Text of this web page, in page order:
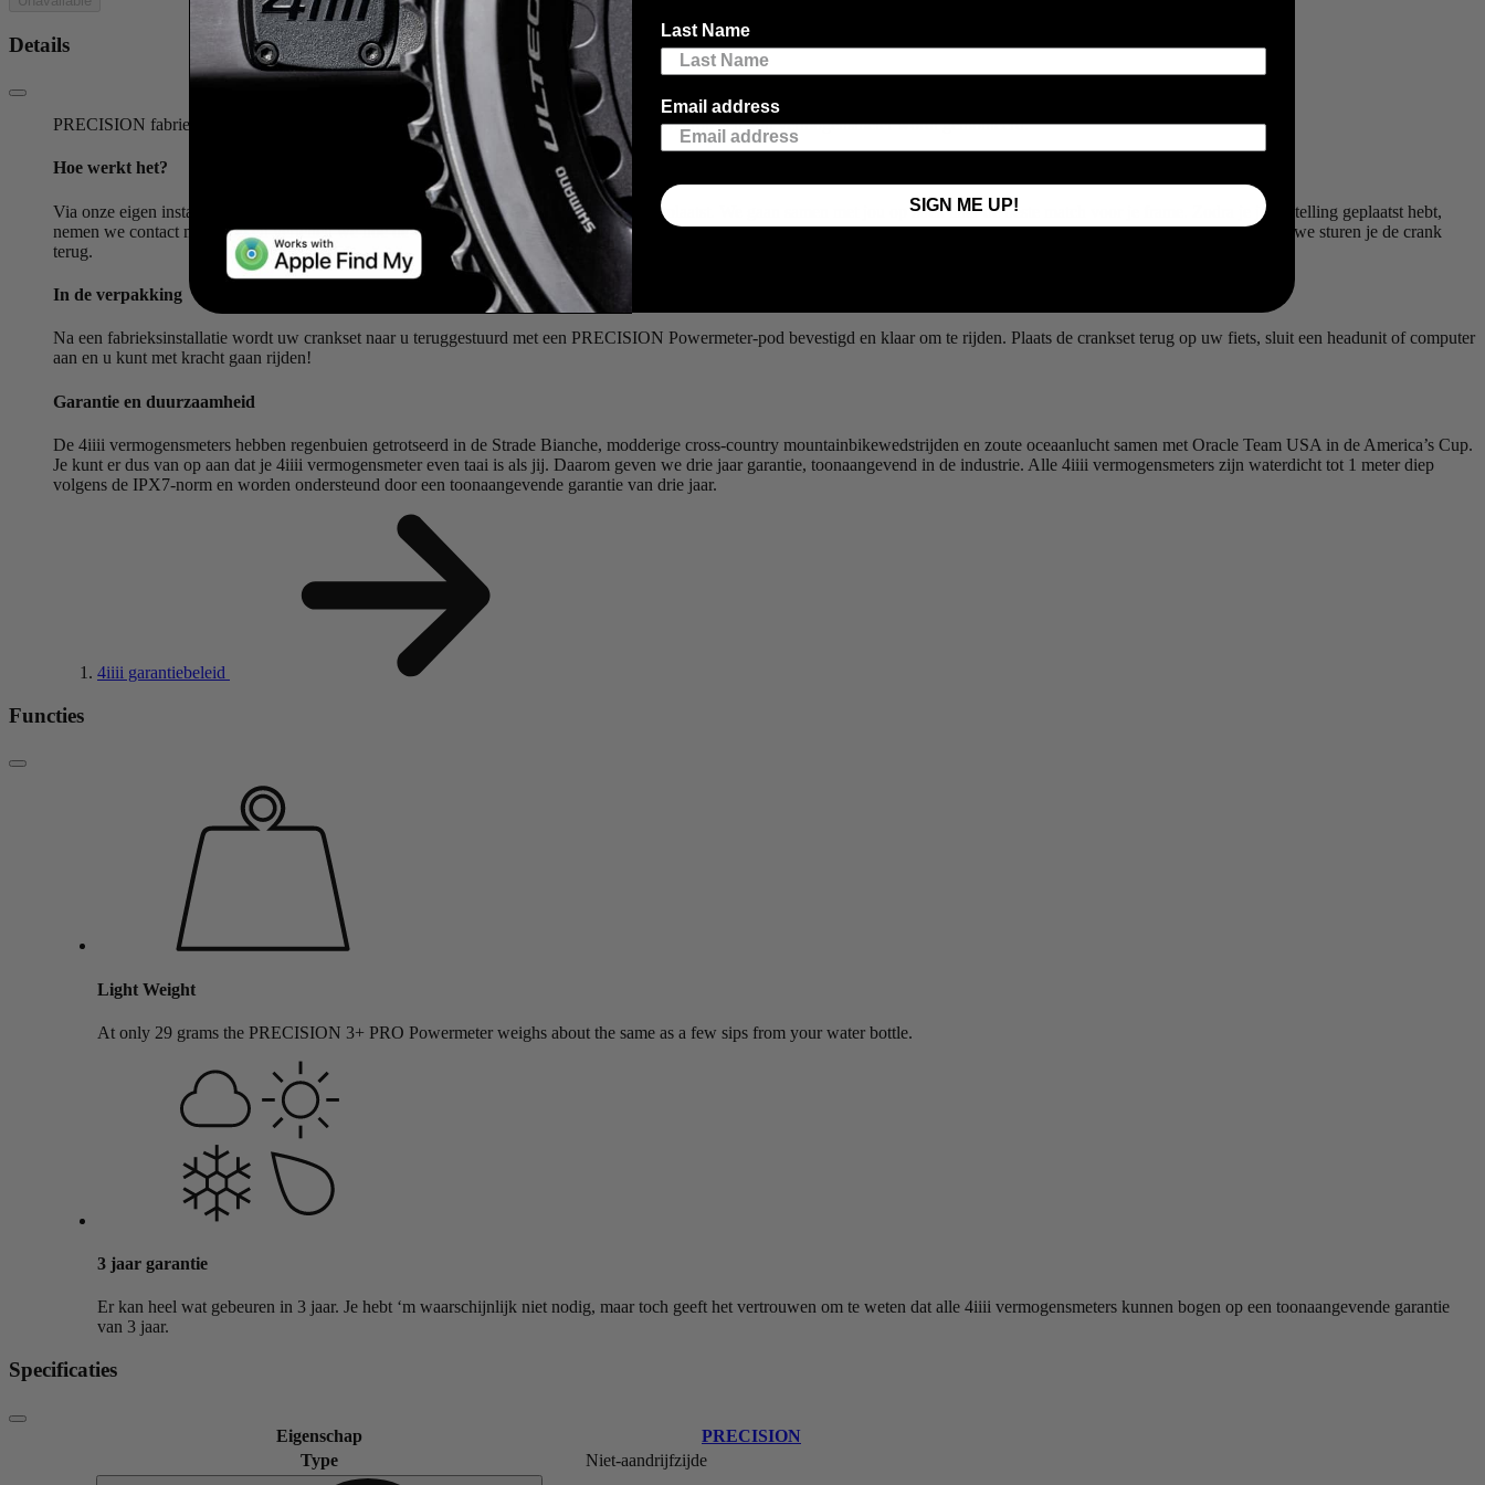
Details
PRECISION fabrieksmontage is een flexibele oplossing waarbij jij een crank aanlevert waarop een 4iiii vermogensmeter wordt gemonteerd.
Hoe werkt het?
Via onze eigen installatieprocedure kan PRECISION op een keur aan cranks worden geplaatst. We gaan samen met jou op zoek naar de beste match voor je frame. Zodra je je bestelling geplaatst hebt,
nemen we contact met je op en vertellen we hoe de verzending in z’n werk gaat. Je stuurt ons je linker crankarm op, wij monteren een PRECISION 3+ linker vermogensmeter en we sturen je de crank
terug.
In de verpakking
Na een fabrieksinstallatie wordt uw crankset naar u teruggestuurd met een PRECISION Powermeter-pod bevestigd en klaar om te rijden. Plaats de crankset terug op uw fiets, sluit een headunit of computer
aan en u kunt met kracht gaan rijden!
Garantie en duurzaamheid
De 4iiii vermogensmeters hebben regenbuien getrotseerd in de Strade Bianche, modderige cross-country mountainbikewedstrijden en zoute oceaanlucht samen met Oracle Team USA in de America’s Cup.
Je kunt er dus van op aan dat je 4iiii vermogensmeter even taai is als jij. Daarom geven we drie jaar garantie, toonaangevend in de industrie. Alle 4iiii vermogensmeters zijn waterdicht tot 1 meter diep
volgens de IPX7-norm en worden ondersteund door een toonaangevende garantie van drie jaar.
4iiii garantiebeleid
Functies
Light Weight
At only 29 grams the PRECISION 3+ PRO Powermeter weighs about the same as a few sips from your water bottle.
3 jaar garantie
Er kan heel wat gebeuren in 3 jaar. Je hebt ‘m waarschijnlijk niet nodig, maar toch geeft het vertrouwen om te weten dat alle 4iiii vermogensmeters kunnen bogen op een toonaangevende garantie
van 3 jaar.
Specificaties
Eigenschap
PRECISION
Type
Niet-aandrijfzijde
Last Name
Email address
SIGN ME UP!